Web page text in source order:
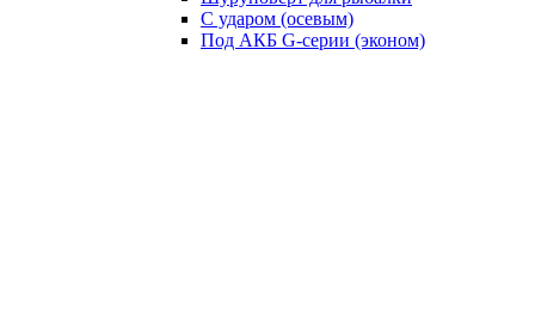
С ударом (осевым)
Под АКБ G-серии (эконом)